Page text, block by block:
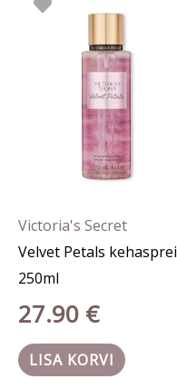
Victoria's Secret
Velvet Petals kehasprei
250ml
27.90 €
LISA KORVI